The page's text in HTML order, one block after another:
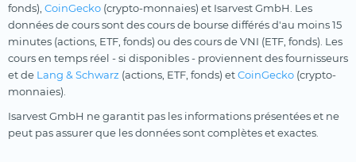
fonds), CoinGecko (crypto-monnaies) et Isarvest GmbH. Les
données de cours sont des cours de bourse différés d'au moins 15
minutes (actions, ETF, fonds) ou des cours de VNI (ETF, fonds). Les
cours en temps réel - si disponibles - proviennent des fournisseurs
et de Lang & Schwarz (actions, ETF, fonds) etCoinGecko (crypto-
monnaies).
Isarvest GmbH ne garantit pas les informations présentées et ne
peut pas assurer que les données sont complètes et exactes.